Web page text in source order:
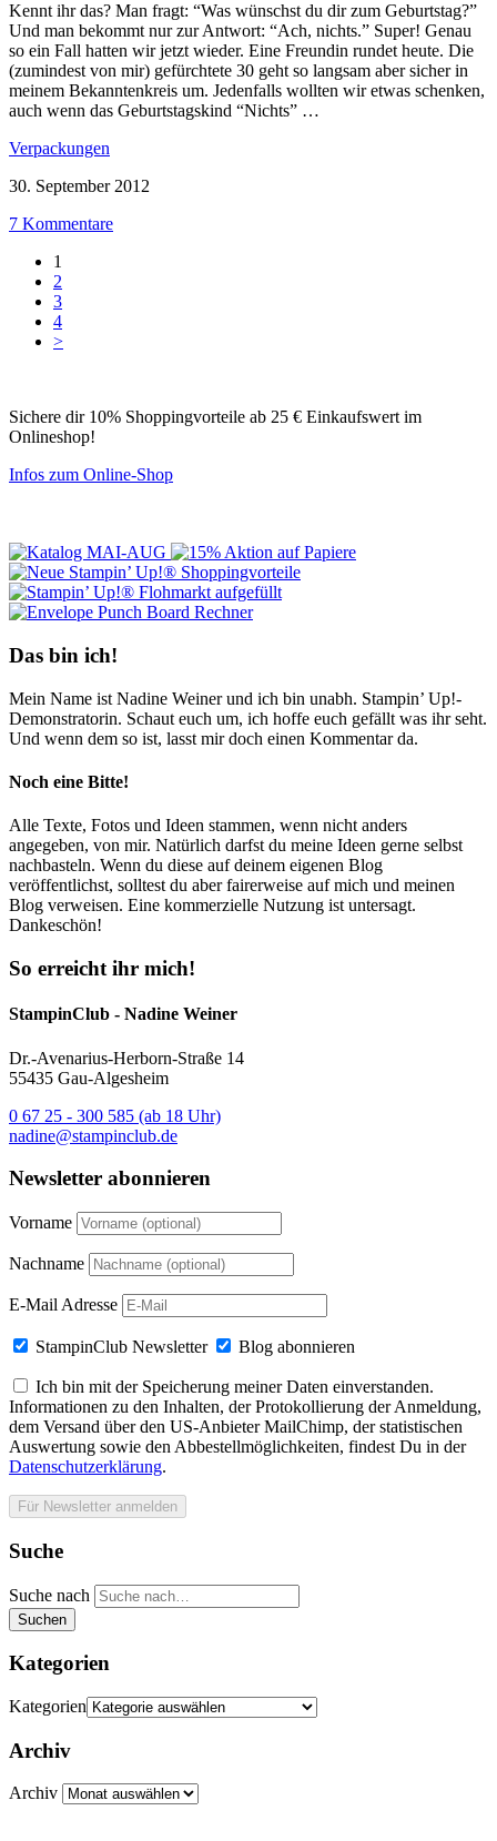
Kennt ihr das? Man fragt: “Was wünschst du dir zum Geburtstag?”
Und man bekommt nur zur Antwort: “Ach, nichts.” Super! Genau
so ein Fall hatten wir jetzt wieder. Eine Freundin rundet heute. Die
(zumindest von mir) gefürchtete 30 geht so langsam aber sicher in
meinem Bekanntenkreis um. Jedenfalls wollten wir etwas schenken,
auch wenn das Geburtstagskind “Nichts” …
Verpackungen
30. September 2012
7 Kommentare
1
2
3
4
>
Sichere dir 10% Shoppingvorteile ab 25 € Einkaufswert im
Onlineshop!
Infos zum Online-Shop
Das bin ich!
Mein Name ist Nadine Weiner und ich bin unabh. Stampin’ Up!-
Demonstratorin. Schaut euch um, ich hoffe euch gefällt was ihr seht.
Und wenn dem so ist, lasst mir doch einen Kommentar da.
Noch eine Bitte!
Alle Texte, Fotos und Ideen stammen, wenn nicht anders
angegeben, von mir. Natürlich darfst du meine Ideen gerne selbst
nachbasteln. Wenn du diese auf deinem eigenen Blog
veröffentlichst, solltest du aber fairerweise auf mich und meinen
Blog verweisen. Eine kommerzielle Nutzung ist untersagt.
Dankeschön!
So erreicht ihr mich!
StampinClub - Nadine Weiner
Dr.-Avenarius-Herborn-Straße 14
55435 Gau-Algesheim
0 67 25 - 300 585 (ab 18 Uhr)
nadine@stampinclub.de
Newsletter abonnieren
Vorname
Nachname
E-Mail Adresse
StampinClub Newsletter Blog abonnieren
Ich bin mit der Speicherung meiner Daten einverstanden.
Informationen zu den Inhalten, der Protokollierung der Anmeldung,
dem Versand über den US-Anbieter MailChimp, der statistischen
Auswertung sowie den Abbestellmöglichkeiten, findest Du in der
Datenschutzerklärung.
Suche
Suche nach
Suchen
Kategorien
Kategorien
Archiv
Archiv